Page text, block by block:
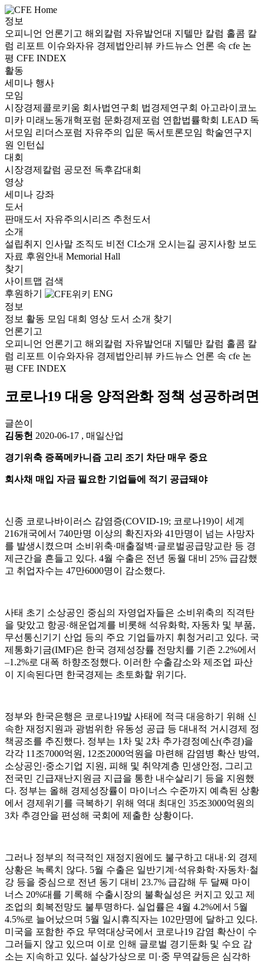
정보
오피니언 언론기고 해외칼럼 자유발언대 지텔만 칼럼 홀콤 칼
럼 리포트 이슈와자유 경제법안리뷰 카드뉴스 언론 속 cfe 논
평 CFE INDEX
활동
세미나 행사
모임
시장경제콜로키움 회사법연구회 법경제연구회 아고라이코노
미카 미래노동개혁포럼 문화경제포럼 연합법률학회 LEAD 독
서모임 리더스포럼 자유주의 입문 독서토론모임 학술연구지
원 인턴십
대회
시장경제칼럼 공모전 독후감대회
영상
세미나 강좌
도서
판매도서 자유주의시리즈 추천도서
소개
설립취지 인사말 조직도 비전 CI소개 오시는길 공지사항 보도
자료 후원안내 Memorial Hall
찾기
사이트맵 검색
후원하기
ENG
정보
정보 활동 모임 대회 영상 도서 소개 찾기
언론기고
오피니언 언론기고 해외칼럼 자유발언대 지텔만 칼럼 홀콤 칼
럼 리포트 이슈와자유 경제법안리뷰 카드뉴스 언론 속 cfe 논
평 CFE INDEX
코로나19 대응 양적완화 정책 성공하려면
글쓴이
김동헌 2020-06-17 , 매일산업
경기위축 증폭메카니즘 고리 조기 차단 매우 중요
회사채 매입 자금 필요한 기업들에 적기 공급돼야
신종 코로나바이러스 감염증(COVID-19; 코로나19)이 세계
216개국에서 740만명 이상의 확진자와 41만명이 넘는 사망자
를 발생시켰으며 소비위축·매출절벽·글로벌공급망교란 등 경
제근간을 흔들고 있다. 4월 수출은 전년 동월 대비 25% 급감했
고 취업자수는 47만6000명이 감소했다.
사태 초기 소상공인 중심의 자영업자들은 소비위축의 직격탄
을 맞았고 항공·해운업계를 비롯해 석유화학, 자동차 및 부품,
무선통신기기 산업 등의 주요 기업들까지 휘청거리고 있다. 국
제통화기금(IMF)은 한국 경제성장률 전망치를 기존 2.2%에서
–1.2%로 대폭 하향조정했다. 이러한 수출감소와 제조업 파산
이 지속된다면 한국경제는 초토화할 위기다.
정부와 한국은행은 코로나19발 사태에 적극 대응하기 위해 신
속한 재정지원과 광범위한 유동성 공급 등 대내적 거시경제 정
책공조를 추진했다. 정부는 1차 및 2차 추가경정예산(추경)을
각각 11조7000억원, 12조2000억원을 마련해 감염병 확산 방역,
소상공인·중소기업 지원, 피해 및 취약계층 민생안정, 그리고
전국민 긴급재난지원금 지급을 통한 내수살리기 등을 지원했
다. 정부는 올해 경제성장률이 마이너스 수준까지 예측된 상황
에서 경제위기를 극복하기 위해 역대 최대인 35조3000억원의
3차 추경안을 편성해 국회에 제출한 상황이다.
그러나 정부의 적극적인 재정지원에도 불구하고 대내·외 경제
상황은 녹록치 않다. 5월 수출은 일반기계·석유화학·자동차·철
강 등을 중심으로 전년 동기 대비 23.7% 급감해 두 달째 마이
너스 20%대를 기록해 수출시장의 불확실성은 커지고 있고 제
조업의 회복전망도 불투명하다. 실업률은 4월 4.2%에서 5월
4.5%로 늘어났으며 5월 일시휴직자는 102만명에 달하고 있다.
미국을 포함한 주요 무역대상국에서 코로나19 감염 확산이 수
그러들지 않고 있으며 이로 인해 글로벌 경기둔화 및 수요 감
소는 지속하고 있다. 설상가상으로 미·중 무역갈등은 심각하